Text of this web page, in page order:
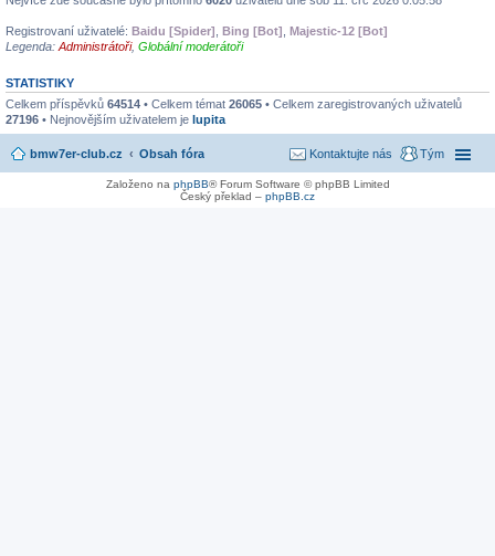
Registrovaní uživatelé: Baidu [Spider] Bing [Bot] Majestic-12 [Bot]
Legenda: Administrátoři, Globální moderátoři
STATISTIKY
Celkem příspěvků 64514 • Celkem témat 26065 • Celkem zaregistrovaných uživatelů
27196 • Nejnovějším uživatelem je lupita
bmw7er-club.cz Obsah fóra Tým
Kontaktujte nás
Založeno na phpBB® Forum Software © phpBB Limited
Český překlad – phpBB.cz